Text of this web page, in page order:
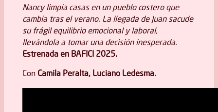
Nancy limpia casas en un pueblo costero que
cambia tras el verano. La llegada de Juan sacude
su frágil equilibrio emocional y laboral,
llevándola a tomar una decisión inesperada.
Estrenada en BAFICI 2025.
Con Camila Peralta, Luciano Ledesma.